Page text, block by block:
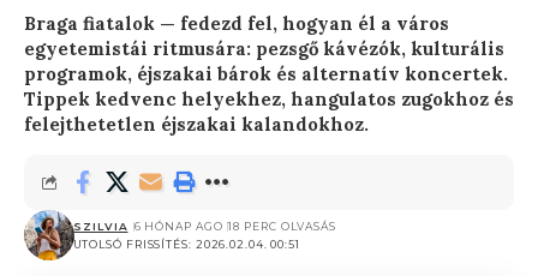
Braga fiatalok — fedezd fel, hogyan él a város
egyetemistái ritmusára: pezsgő kávézók, kulturális
programok, éjszakai bárok és alternatív koncertek.
Tippek kedvenc helyekhez, hangulatos zugokhoz és
felejthetetlen éjszakai kalandokhoz.
UTOLSÓ FRISSÍTÉS: 2026.02.04. 00:51
SZILVIA 6 HÓNAP AGO 18 PERC OLVASÁS